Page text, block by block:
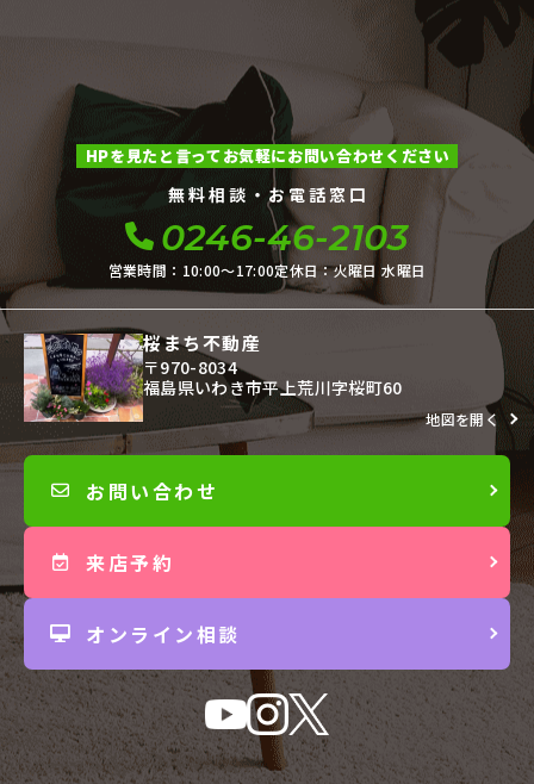
HPを見たと言ってお気軽にお問い合わせください
無料相談・お電話窓口
0246-46-2103
営業時間：10:00〜17:00定休日：火曜日 水曜日
桜まち不動産
〒970-8034
福島県いわき市平上荒川字桜町60
地図を開く
お問い合わせ
来店予約
オンライン相談